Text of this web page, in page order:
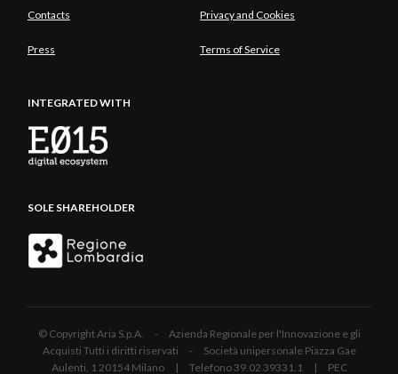
Contacts Privacy and Cookies
Press Terms of Service
INTEGRATED WITH
SOLE SHAREHOLDER
© Copyright Aria S.p.A. - Azienda Regionale per l'Innovazione e gli
Acquisti Tutti i diritti riservati - Società unipersonale Piazza Gae
Aulenti, 1 20154 Milano | Telefono 39.02 39331.1 | PEC